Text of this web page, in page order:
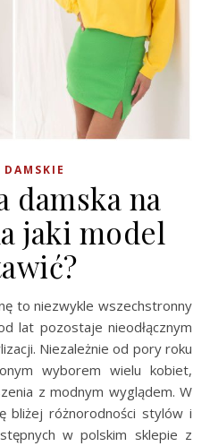
damska na
jaki model
lat pozostaje nieodłącznym
Niezależnie od pory roku
wyborem wielu kobiet,
z modnym wyglądem. W
bliżej różnorodności stylów i
w polskim sklepie z